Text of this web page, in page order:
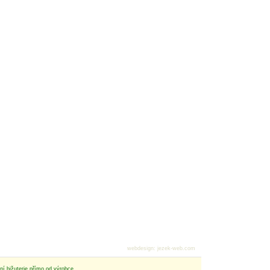
bižuterie přímo od výrobce
webdesign: jezek-web.com